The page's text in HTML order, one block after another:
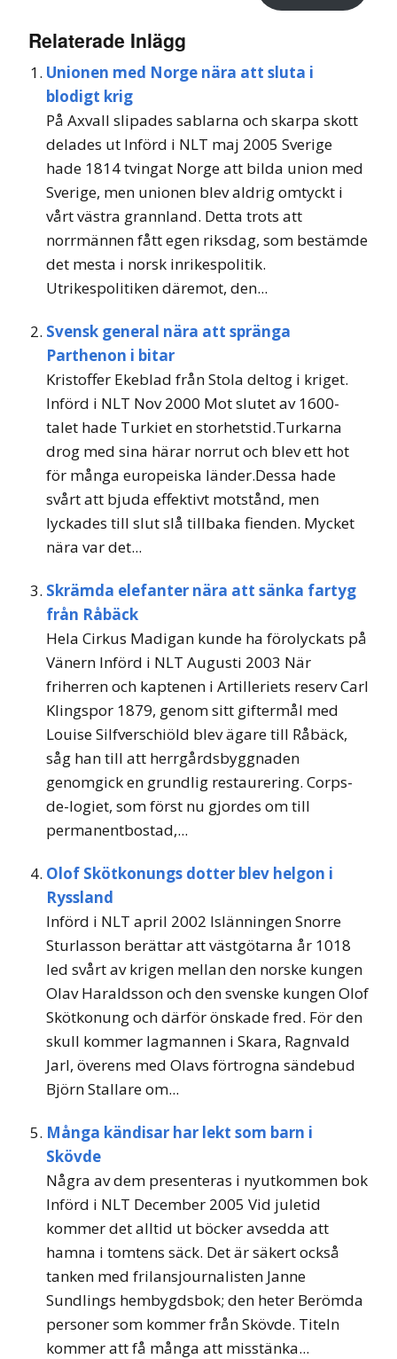
Relaterade Inlägg
Unionen med Norge nära att sluta i
blodigt krig
På Axvall slipades sablarna och skarpa skott
delades ut Införd i NLT maj 2005 Sverige
hade 1814 tvingat Norge att bilda union med
Sverige, men unionen blev aldrig omtyckt i
vårt västra grannland. Detta trots att
norrmännen fått egen riksdag, som bestämde
det mesta i norsk inrikespolitik.
Utrikespolitiken däremot, den...
Svensk general nära att spränga
Parthenon i bitar
Kristoffer Ekeblad från Stola deltog i kriget.
Införd i NLT Nov 2000 Mot slutet av 1600-
talet hade Turkiet en storhetstid.Turkarna
drog med sina härar norrut och blev ett hot
för många europeiska länder.Dessa hade
svårt att bjuda effektivt motstånd, men
lyckades till slut slå tillbaka fienden. Mycket
nära var det...
Skrämda elefanter nära att sänka fartyg
från Råbäck
Hela Cirkus Madigan kunde ha förolyckats på
Vänern Införd i NLT Augusti 2003 När
friherren och kaptenen i Artilleriets reserv Carl
Klingspor 1879, genom sitt giftermål med
Louise Silfverschiöld blev ägare till Råbäck,
såg han till att herrgårdsbyggnaden
genomgick en grundlig restaurering. Corps-
de-logiet, som först nu gjordes om till
permanentbostad,...
Olof Skötkonungs dotter blev helgon i
Ryssland
Införd i NLT april 2002 Islänningen Snorre
Sturlasson berättar att västgötarna år 1018
led svårt av krigen mellan den norske kungen
Olav Haraldsson och den svenske kungen Olof
Skötkonung och därför önskade fred. För den
skull kommer lagmannen i Skara, Ragnvald
Jarl, överens med Olavs förtrogna sändebud
Björn Stallare om...
Många kändisar har lekt som barn i
Skövde
Några av dem presenteras i nyutkommen bok
Införd i NLT December 2005 Vid juletid
kommer det alltid ut böcker avsedda att
hamna i tomtens säck. Det är säkert också
tanken med frilansjournalisten Janne
Sundlings hembygdsbok; den heter Berömda
personer som kommer från Skövde. Titeln
kommer att få många att misstänka...